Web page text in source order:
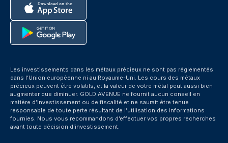
Les investissements dans les métaux précieux ne sont pas réglementés
dans l’Union européenne ni au Royaume-Uni. Les cours des métaux
précieux peuvent être volatils, et la valeur de votre métal peut aussi bien
augmenter que diminuer. GOLD AVENUE ne fournit aucun conseil en
matière d’investissement ou de fiscalité et ne saurait être tenue
responsable de toute perte résultant de l’utilisation des informations
fournies. Nous vous recommandons d’effectuer vos propres recherches
avant toute décision d’investissement.